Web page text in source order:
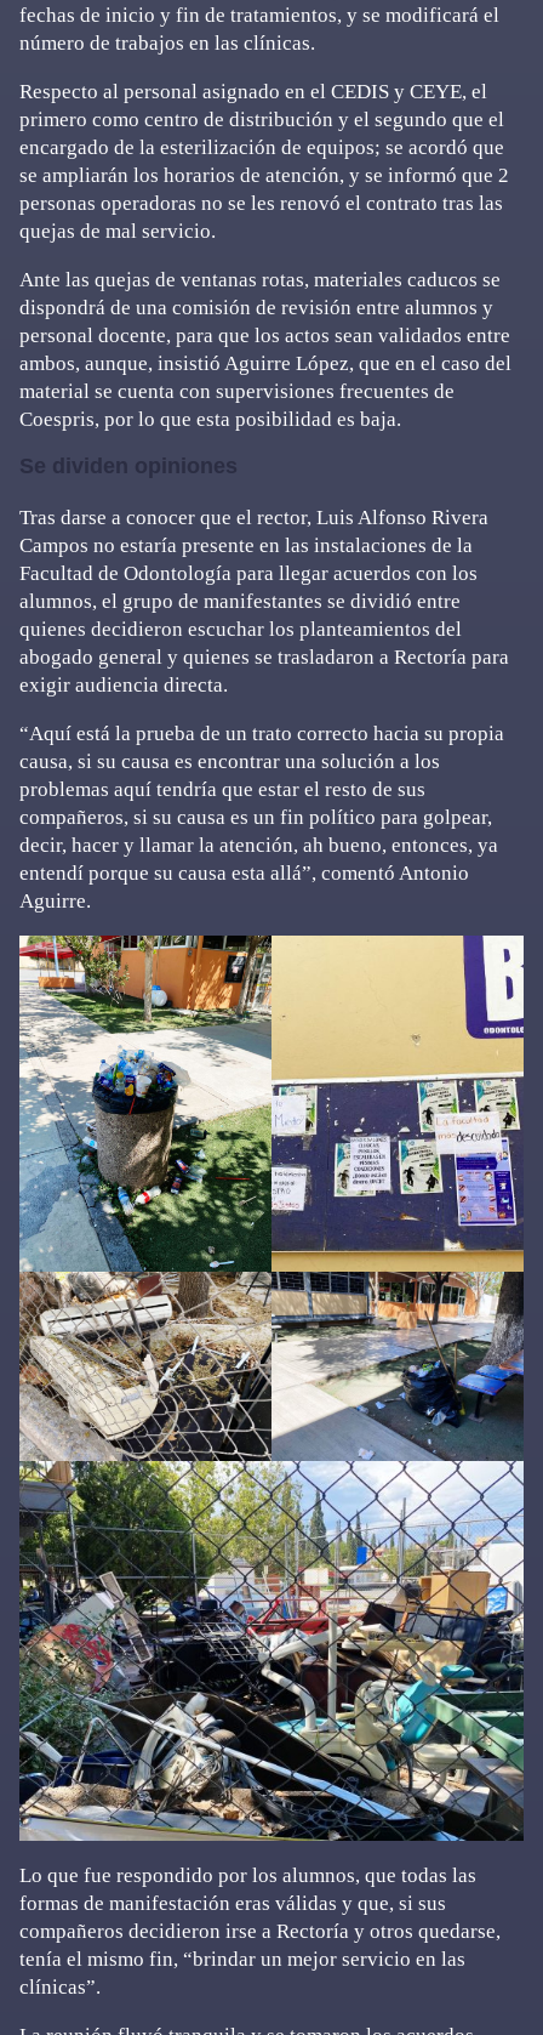
fechas de inicio y fin de tratamientos, y se modificará el
número de trabajos en las clínicas.
Respecto al personal asignado en el CEDIS y CEYE, el
primero como centro de distribución y el segundo que el
encargado de la esterilización de equipos; se acordó que
se ampliarán los horarios de atención, y se informó que 2
personas operadoras no se les renovó el contrato tras las
quejas de mal servicio.
Ante las quejas de ventanas rotas, materiales caducos se
dispondrá de una comisión de revisión entre alumnos y
personal docente, para que los actos sean validados entre
ambos, aunque, insistió Aguirre López, que en el caso del
material se cuenta con supervisiones frecuentes de
Coespris, por lo que esta posibilidad es baja.
Se dividen opiniones
Tras darse a conocer que el rector, Luis Alfonso Rivera
Campos no estaría presente en las instalaciones de la
Facultad de Odontología para llegar acuerdos con los
alumnos, el grupo de manifestantes se dividió entre
quienes decidieron escuchar los planteamientos del
abogado general y quienes se trasladaron a Rectoría para
exigir audiencia directa.
“Aquí está la prueba de un trato correcto hacia su propia
causa, si su causa es encontrar una solución a los
problemas aquí tendría que estar el resto de sus
compañeros, si su causa es un fin político para golpear,
decir, hacer y llamar la atención, ah bueno, entonces, ya
entendí porque su causa esta allá”, comentó Antonio
Aguirre.
Lo que fue respondido por los alumnos, que todas las
formas de manifestación eras válidas y que, si sus
compañeros decidieron irse a Rectoría y otros quedarse,
tenía el mismo fin, “brindar un mejor servicio en las
clínicas”.